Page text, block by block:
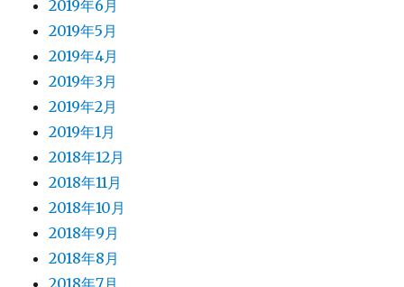
2019年6月
2019年5月
2019年4月
2019年3月
2019年2月
2019年1月
2018年12月
2018年11月
2018年10月
2018年9月
2018年8月